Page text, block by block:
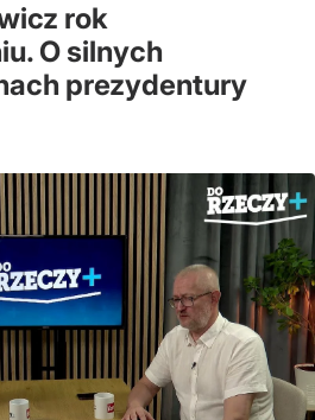
rok
O silnych
prezydentury